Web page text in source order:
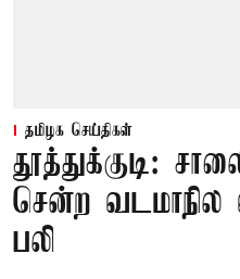
தமிழக செய்திகள்
தூத்துக்குடி:
சென்ற வடமாநில
பலி